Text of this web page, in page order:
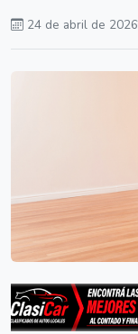
24 de abril de 2026